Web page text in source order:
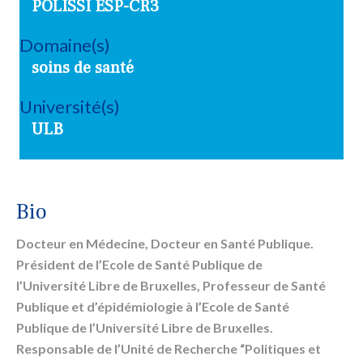
Bio
Docteur en Médecine, Docteur en Santé Publique.
Président de l’Ecole de Santé Publique de
l’Université Libre de Bruxelles, Professeur de Santé
Publique et d’épidémiologie à l’Ecole de Santé
Publique de l’Université Libre de Bruxelles.
Responsable de l’Unité de Recherche “Politiques et
POLISSI ESP-CR3
Domaine(s)
soins de santé
Université(s)
ULB